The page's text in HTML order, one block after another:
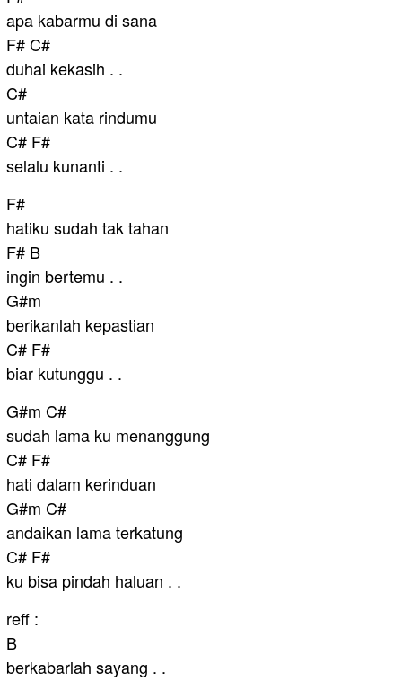
apa kabarmu di sana
F# C#
duhai kekasih . .
C#
untaian kata rindumu
C# F#
selalu kunanti . .
F#
hatiku sudah tak tahan
F# B
ingin bertemu . .
G#m
berikanlah kepastian
C# F#
biar kutunggu . .
G#m C#
sudah lama ku menanggung
C# F#
hati dalam kerinduan
G#m C#
andaikan lama terkatung
C# F#
ku bisa pindah haluan . .
reff :
B
berkabarlah sayang . .